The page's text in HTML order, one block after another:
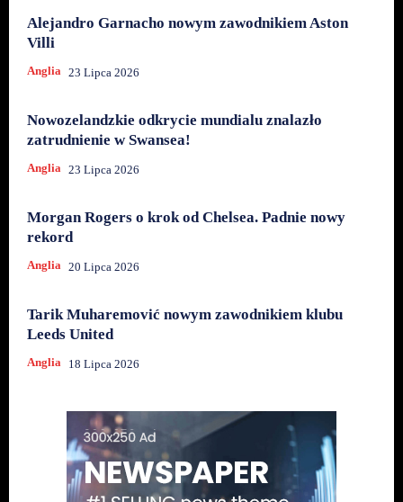
Alejandro Garnacho nowym zawodnikiem Aston
Villi
Anglia 23 Lipca 2026
Nowozelandzkie odkrycie mundialu znalazło
zatrudnienie w Swansea!
Anglia 23 Lipca 2026
Morgan Rogers o krok od Chelsea. Padnie nowy
rekord
Anglia 20 Lipca 2026
Tarik Muharemović nowym zawodnikiem klubu
Leeds United
Anglia 18 Lipca 2026